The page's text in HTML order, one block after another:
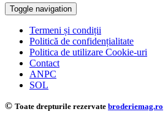
Toggle navigation
Termeni și condiții
Politică de confidențialitate
Politica de utilizare Cookie-uri
Contact
ANPC
SOL
© Toate drepturile rezervate broderiemag.ro